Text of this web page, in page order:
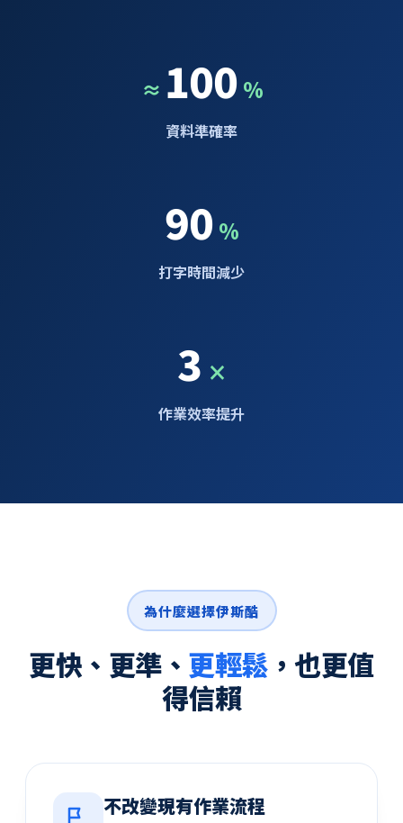
≈ 100 %
資料準確率
90 %
打字時間減少
3 ×
作業效率提升
為什麼選擇伊斯酷
更快、更準、 更輕鬆，也更值
得信賴
不改變現有作業流程